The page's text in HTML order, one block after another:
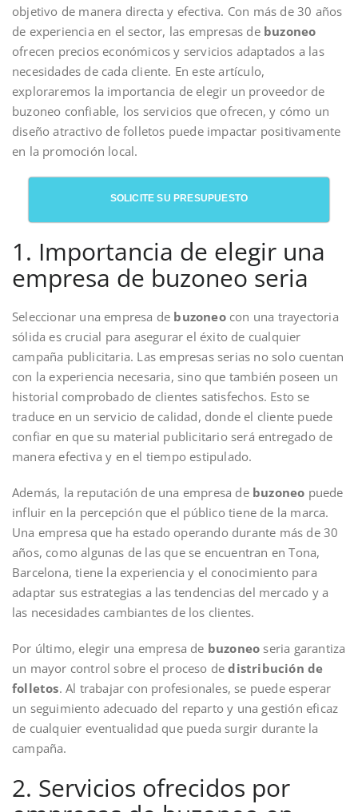
objetivo de manera directa y efectiva. Con más de 30 años
de experiencia en el sector, las empresas de buzoneo
ofrecen precios económicos y servicios adaptados a las
necesidades de cada cliente. En este artículo,
exploraremos la importancia de elegir un proveedor de
buzoneo confiable, los servicios que ofrecen, y cómo un
diseño atractivo de folletos puede impactar positivamente
en la promoción local.
SOLICITE SU PRESUPUESTO
1. Importancia de elegir una
empresa de buzoneo seria
Seleccionar una empresa de buzoneocon una trayectoria
sólida es crucial para asegurar el éxito de cualquier
campaña publicitaria. Las empresas serias no solo cuentan
con la experiencia necesaria, sino que también poseen un
historial comprobado de clientes satisfechos. Esto se
traduce en un servicio de calidad, donde el cliente puede
confiar en que su material publicitario será entregado de
manera efectiva y en el tiempo estipulado.
Además, la reputación de una empresa de buzoneo puede
influir en la percepción que el público tiene de la marca.
Una empresa que ha estado operando durante más de 30
años, como algunas de las que se encuentran en Tona,
Barcelona, tiene la experiencia y el conocimiento para
adaptar sus estrategias a las tendencias del mercado y a
las necesidades cambiantes de los clientes.
Por último, elegir una empresa de buzoneo seria garantiza
un mayor control sobre el proceso dedistribución de
folletos. Al trabajar con profesionales, se puede esperar
un seguimiento adecuado del reparto y una gestión eficaz
de cualquier eventualidad que pueda surgir durante la
campaña.
2. Servicios ofrecidos por